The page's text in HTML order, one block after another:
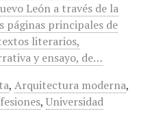
León a través de la
páginas principales de
literarios,
y ensayo, de…
, Arquitectura moderna,
, Universidad